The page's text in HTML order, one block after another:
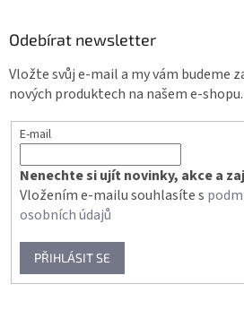
Odebírat newsletter
Vložte svůj e-mail a my vám budeme
nových produktech na našem e-shopu.
E-mail
Nenechte si ujít novinky, akce a
Vložením e-mailu souhlasíte s
osobních údajů
PŘIHLÁSIT SE